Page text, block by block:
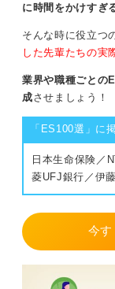
に時間をかけすぎ
そんな時に役立つ
した先輩たちの実
業界や職種ごとの
成させましょう！
「ES100選」に
日本生命保険／
菱UFJ銀行／伊
今す